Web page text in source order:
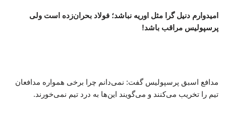
امیدوارم دنیل گرا مثل اوریه نباشد؛ فولاد بحران‌زده است ولی
پرسپولیس مراقب باشد!
مدافع اسبق پرسپولیس گفت: نمی‌دانم چرا برخی همواره مدافعان
تیم را تخریب می‌کنند و می‌گویند این‌ها به درد تیم نمی‌خورند.